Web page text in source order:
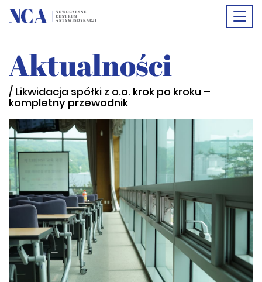
Aktualności
/ Likwidacja spółki z o.o. krok po kroku –
kompletny przewodnik